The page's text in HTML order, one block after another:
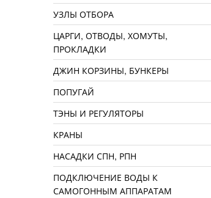
курский Пейл, мешок 25
2750 руб.
Карамельный 300, курский
солод, 1 кг
125 руб.
УЗЛЫ ОТБОРА
ЦАРГИ, ОТВОДЫ, ХОМУТЫ,
ПРОКЛАДКИ
ДЖИН КОРЗИНЫ, БУНКЕРЫ
ПОПУГАЙ
ТЭНЫ И РЕГУЛЯТОРЫ
КРАНЫ
НАСАДКИ СПН, РПН
ПОДКЛЮЧЕНИЕ ВОДЫ К
САМОГОННЫМ АППАРАТАМ